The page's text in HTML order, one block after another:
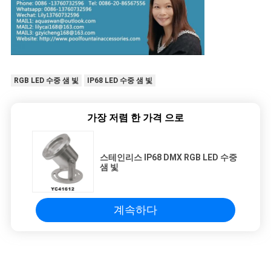
RGB LED 수중 샘 빛 IP68 LED 수중 샘 빛
가장 저렴 한 가격 으로
스테인리스 IP68 DMX RGB LED 수중
샘 빛
계속하다